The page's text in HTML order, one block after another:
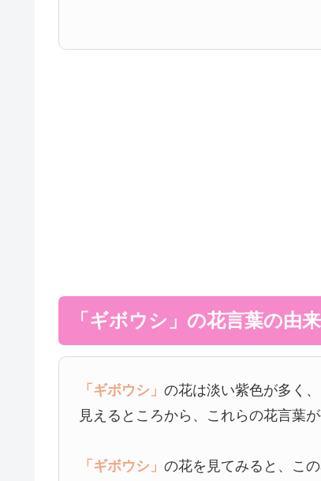
「ギボウシ」の花言葉の由来
「ギボウシ」の花は淡い紫色が多く
見えるところから、これらの花言葉が
「ギボウシ」の花を見てみると、こ